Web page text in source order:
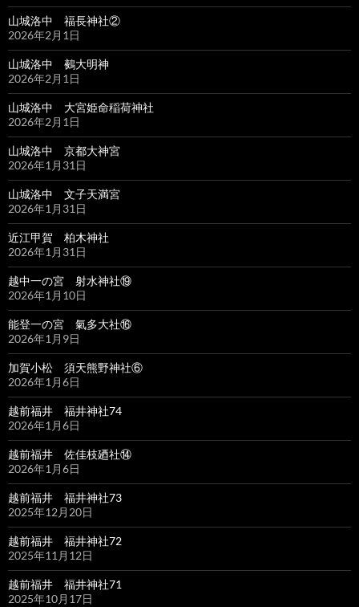
山城洛中 福長神社②
2026年2月1日
山城洛中 鵺大明神
2026年2月1日
山城洛中 大宮姫命稲荷神社
2026年2月1日
山城洛中 京都大神宮
2026年1月31日
山城洛中 文子天満宮
2026年1月31日
近江甲賀 柏木神社
2026年1月31日
越中一の宮 射水神社⑲
2026年1月10日
能登一の宮 氣多大社⑯
2026年1月9日
加賀小松 須天熊野神社⑥
2026年1月6日
越前福井 福井神社74
2026年1月6日
越前福井 佐佳枝廼社⑭
2026年1月6日
越前福井 福井神社73
2025年12月20日
越前福井 福井神社72
2025年11月12日
越前福井 福井神社71
2025年10月17日